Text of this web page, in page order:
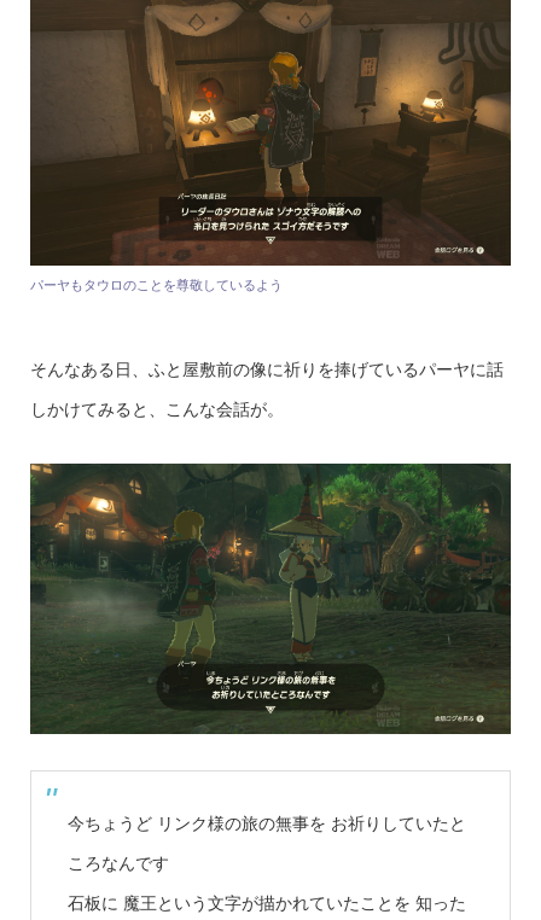
パーヤもタウロのことを尊敬しているよう
そんなある日、ふと屋敷前の像に祈りを捧げているパーヤに話
しかけてみると、こんな会話が。
今ちょうど リンク様の旅の無事を お祈りしていたと
ころなんです
石板に 魔王という文字が描かれていたことを 知った